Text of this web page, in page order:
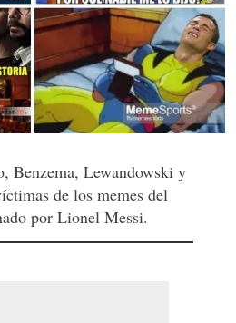
Benzema, Lewandowski y
de los memes del
por Lionel Messi.